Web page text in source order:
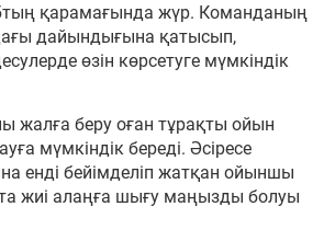
қарамағында жүр. Команданың
дайындығына қатысып,
өзін көрсетуге мүмкіндік
жалға беру оған тұрақты ойын
мүмкіндік береді. Әсіресе
енді бейімделіп жатқан ойыншы
жиі алаңға шығу маңызды болуы